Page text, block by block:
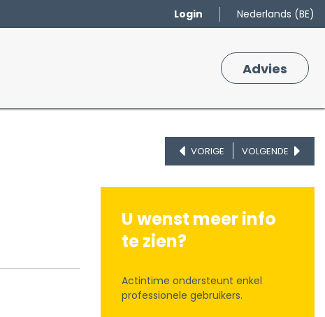
Login Nederlands (BE)
Adv​ies
VORIGE VOLGENDE
U wenst meer info
te zien?
Actintime ondersteunt enkel
professionele gebruikers.